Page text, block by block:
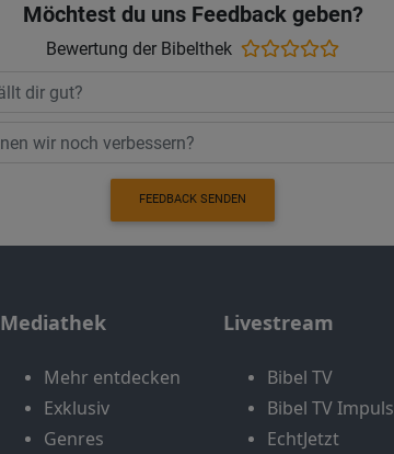
Möchtest du uns Feedback geben?
Bewertung der Bibelthek
FEEDBACK SENDEN
Mediathek
Mehr entdecken
Exklusiv
Genres
Livestream
Bibel TV
Bibel TV Impuls
EchtJetzt